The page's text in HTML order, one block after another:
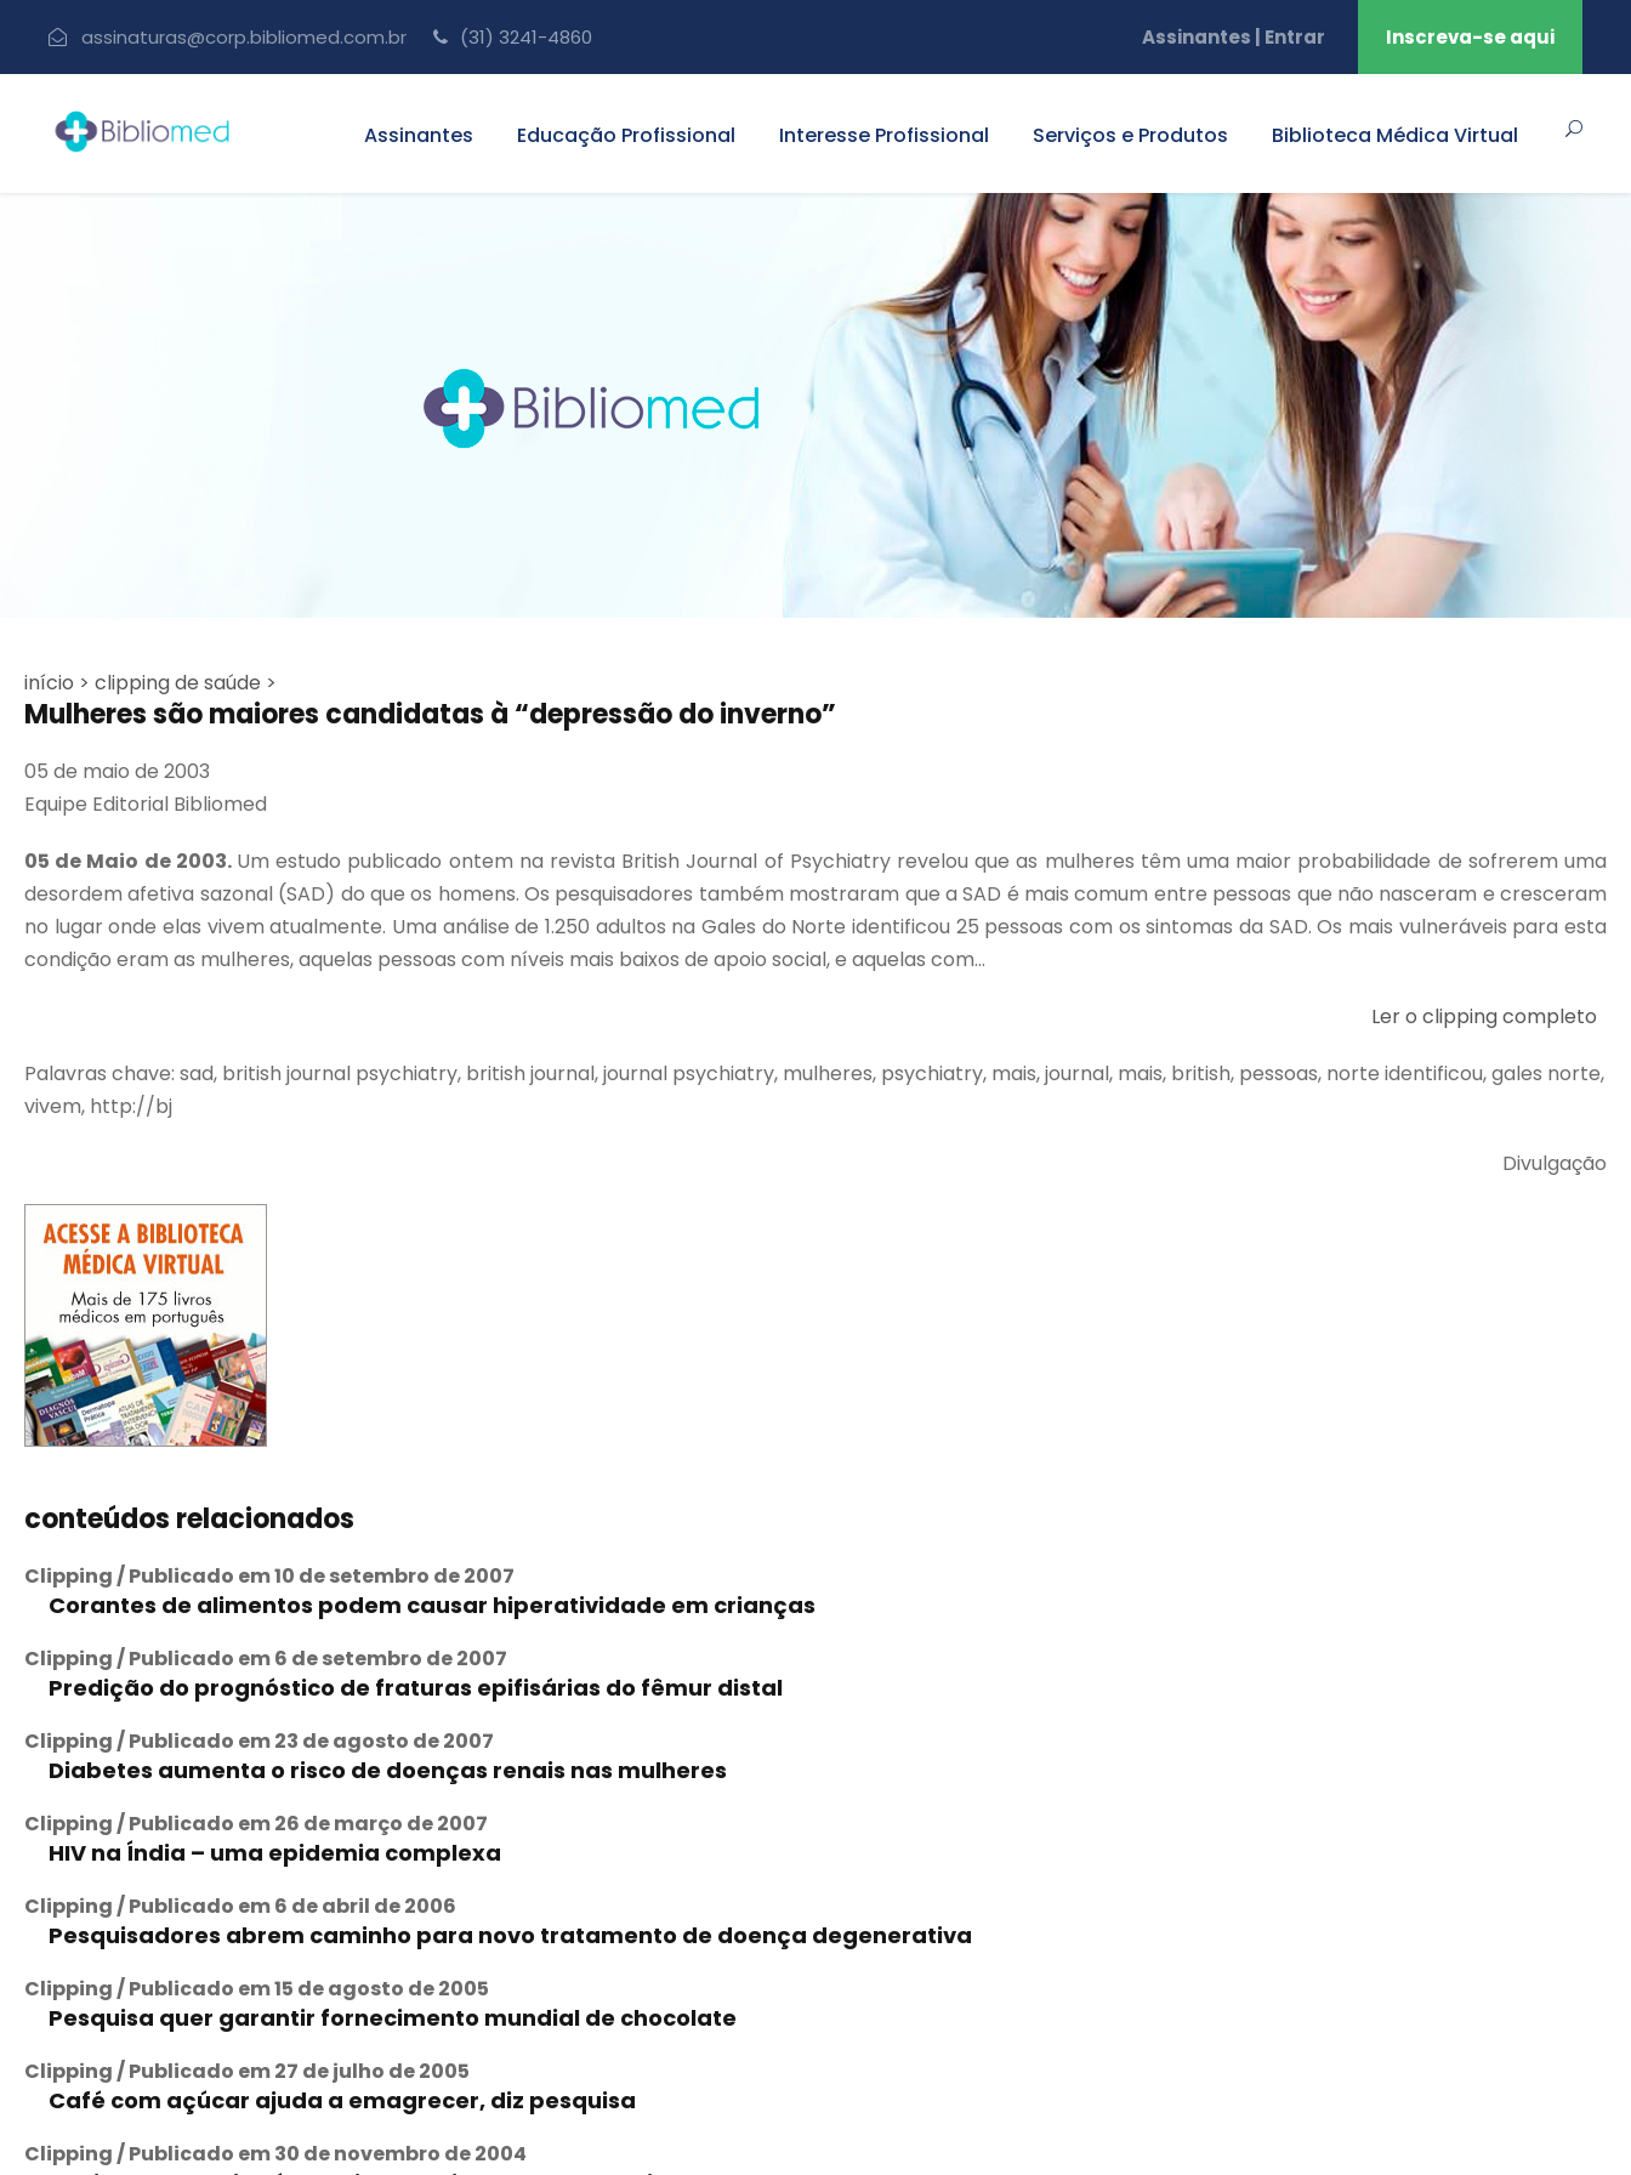
assinaturas@corp.bibliomed.com.br (31) 3241-4860 Assinantes | Entrar Inscreva-se aqui
Assinantes Educação Profissional Interesse Profissional Serviços e Produtos Biblioteca Médica Virtual
início > clipping de saúde >
Mulheres são maiores candidatas à “depressão do inverno”
05 de maio de 2003
Equipe Editorial Bibliomed
05 de Maio de 2003. Um estudo publicado ontem na revista British Journal of Psychiatry revelou que as mulheres têm uma maior probabilidade de sofrerem uma
desordem afetiva sazonal (SAD) do que os homens. Os pesquisadores também mostraram que a SAD é mais comum entre pessoas que não nasceram e cresceram
no lugar onde elas vivem atualmente. Uma análise de 1.250 adultos na Gales do Norte identificou 25 pessoas com os sintomas da SAD. Os mais vulneráveis para esta
condição eram as mulheres, aquelas pessoas com níveis mais baixos de apoio social, e aquelas com...
Ler o clipping completo
Palavras chave: sad, british journal psychiatry, british journal, journal psychiatry, mulheres, psychiatry, mais, journal, mais, british, pessoas, norte identificou, gales norte,
vivem, http://bj
Divulgação
conteúdos relacionados
Clipping / Publicado em 10 de setembro de 2007
Corantes de alimentos podem causar hiperatividade em crianças
Clipping / Publicado em 6 de setembro de 2007
Predição do prognóstico de fraturas epifisárias do fêmur distal
Clipping / Publicado em 23 de agosto de 2007
Diabetes aumenta o risco de doenças renais nas mulheres
Clipping / Publicado em 26 de março de 2007
HIV na Índia – uma epidemia complexa
Clipping / Publicado em 6 de abril de 2006
Pesquisadores abrem caminho para novo tratamento de doença degenerativa
Clipping / Publicado em 15 de agosto de 2005
Pesquisa quer garantir fornecimento mundial de chocolate
Clipping / Publicado em 27 de julho de 2005
Café com açúcar ajuda a emagrecer, diz pesquisa
Clipping / Publicado em 30 de novembro de 2004